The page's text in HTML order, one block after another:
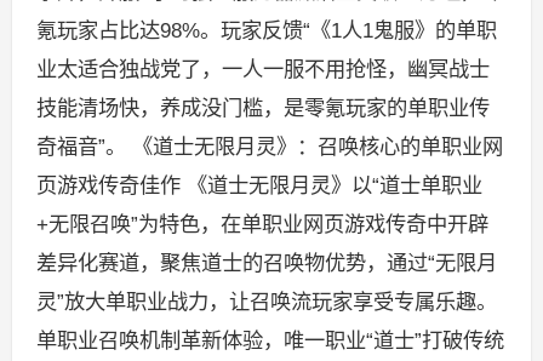
氪玩家占比达98%。玩家反馈“《1人1鬼服》的单职
业太适合独战党了，一人一服不用抢怪，幽冥战士
技能清场快，养成没门槛，是零氪玩家的单职业传
奇福音”。 《道士无限月灵》：召唤核心的单职业网
页游戏传奇佳作 《道士无限月灵》以“道士单职业
+无限召唤”为特色，在单职业网页游戏传奇中开辟
差异化赛道，聚焦道士的召唤物优势，通过“无限月
灵”放大单职业战力，让召唤流玩家享受专属乐趣。
单职业召唤机制革新体验，唯一职业“道士”打破传统